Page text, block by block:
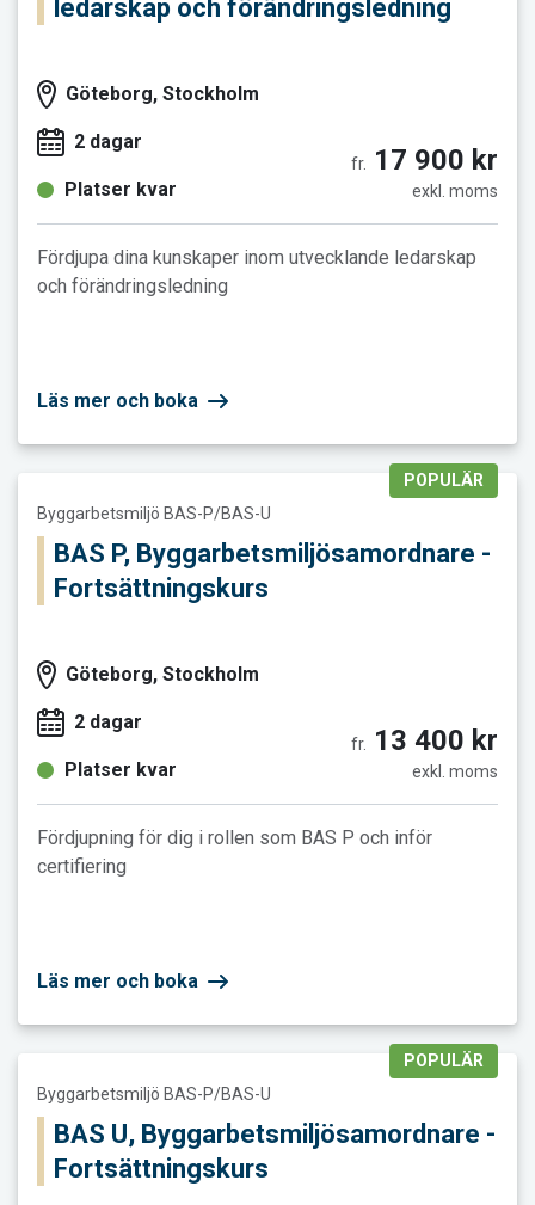
ledarskap och förändringsledning
Göteborg, Stockholm
2 dagar
Platser kvar
fr. 17 900 kr
exkl. moms
Fördjupa dina kunskaper inom utvecklande ledarskap
och förändringsledning
Läs mer och boka
Läs mer och boka BAS P, Byggarbetsmiljösamordnare -
POPULÄR
Byggarbetsmiljö BAS-P/BAS-U
BAS P, Byggarbetsmiljösamordnare -
Fortsättningskurs
Göteborg, Stockholm
2 dagar
Platser kvar
fr. 13 400 kr
exkl. moms
Fördjupning för dig i rollen som BAS P och inför
certifiering
Läs mer och boka
Läs mer och boka BAS U, Byggarbetsmiljösamordnare -
POPULÄR
Byggarbetsmiljö BAS-P/BAS-U
BAS U, Byggarbetsmiljösamordnare -
Fortsättningskurs